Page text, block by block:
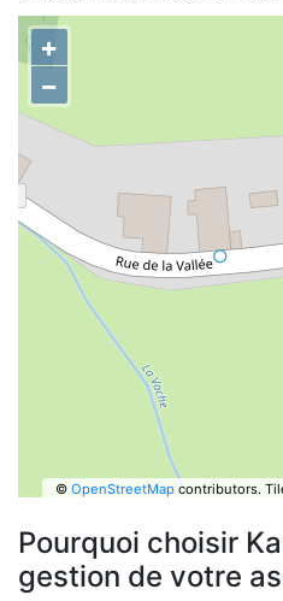
+
−
© OpenStreetMapcontributors.
Pourquoi choisir
gestion de votre